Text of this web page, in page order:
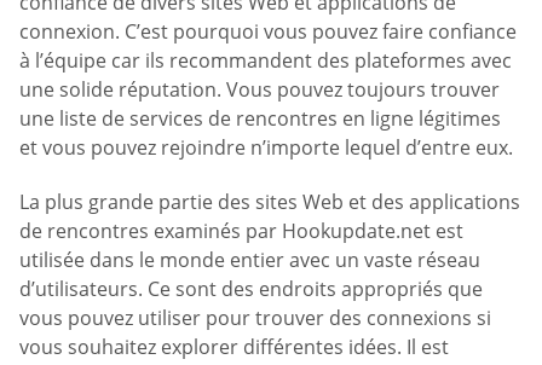
connexion. C’est pourquoi vous pouvez faire confiance
à l’équipe car ils recommandent des plateformes avec
une solide réputation. Vous pouvez toujours trouver
une liste de services de rencontres en ligne légitimes
et vous pouvez rejoindre n’importe lequel d’entre eux.
La plus grande partie des sites Web et des applications
de rencontres examinés par Hookupdate.net est
utilisée dans le monde entier avec un vaste réseau
d’utilisateurs. Ce sont des endroits appropriés que
vous pouvez utiliser pour trouver des connexions si
vous souhaitez explorer différentes idées. Il est